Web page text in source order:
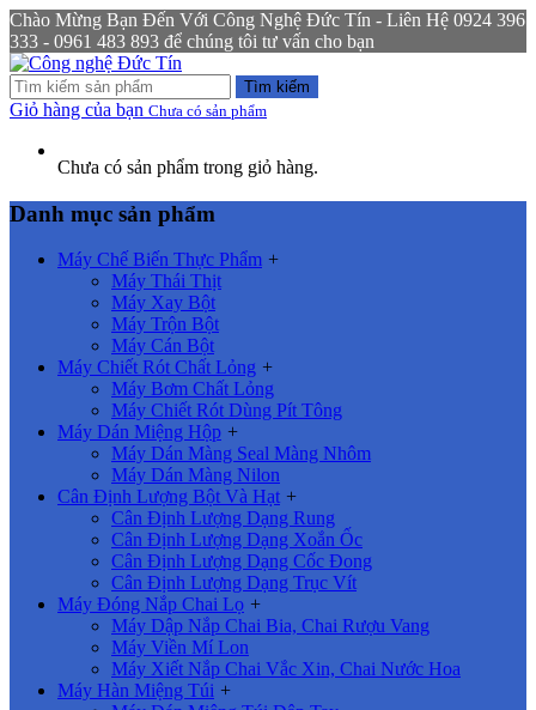
Chào Mừng Bạn Đến Với Công Nghệ Đức Tín - Liên Hệ 0924 396
333 - 0961 483 893 để chúng tôi tư vấn cho bạn
Tìm kiếm
Giỏ hàng của bạn Chưa có sản phẩm
Chưa có sản phẩm trong giỏ hàng.
Danh mục sản phẩm
Máy Chế Biến Thực Phẩm +
Máy Thái Thịt
Máy Xay Bột
Máy Trộn Bột
Máy Cán Bột
Máy Chiết Rót Chất Lỏng +
Máy Bơm Chất Lỏng
Máy Chiết Rót Dùng Pít Tông
Máy Dán Miệng Hộp +
Máy Dán Màng Seal Màng Nhôm
Máy Dán Màng Nilon
Cân Định Lượng Bột Và Hạt +
Cân Định Lượng Dạng Rung
Cân Định Lượng Dạng Xoắn Ốc
Cân Định Lượng Dạng Cốc Đong
Cân Định Lượng Dạng Trục Vít
Máy Đóng Nắp Chai Lọ +
Máy Dập Nắp Chai Bia, Chai Rượu Vang
Máy Viền Mí Lon
Máy Xiết Nắp Chai Vắc Xin, Chai Nước Hoa
Máy Hàn Miệng Túi +